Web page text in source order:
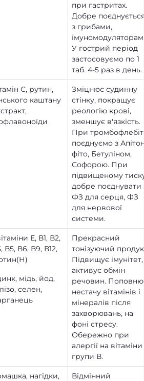
при гастритах.
Добре
з грибами,
У гострий період
застосовуємо по 1
таб. 4-5 раз в день.
С, рутин,
каштану
Зміцнює судинну
стінку, покращує
реологію крові,
зменшує в'язкість.
При
поєднуємо з
фіто, Бетуліном,
Софорою. При
підвищеному
добре поєднувати
ФЗ для серця, ФЗ
для нервової
системи.
Е, В1, В2,
В5, В6, В9, В12,
мідь, йод,
селен,
Прекрасний
тонізуючий
Підвищує імунітет,
активує обмін
речовин.
нестачу вітамінів і
мінералів після
захворювань, на
фоні стресу.
Обережно при
алергії на вітаміни
групи В.
нагідки,
Відмінний